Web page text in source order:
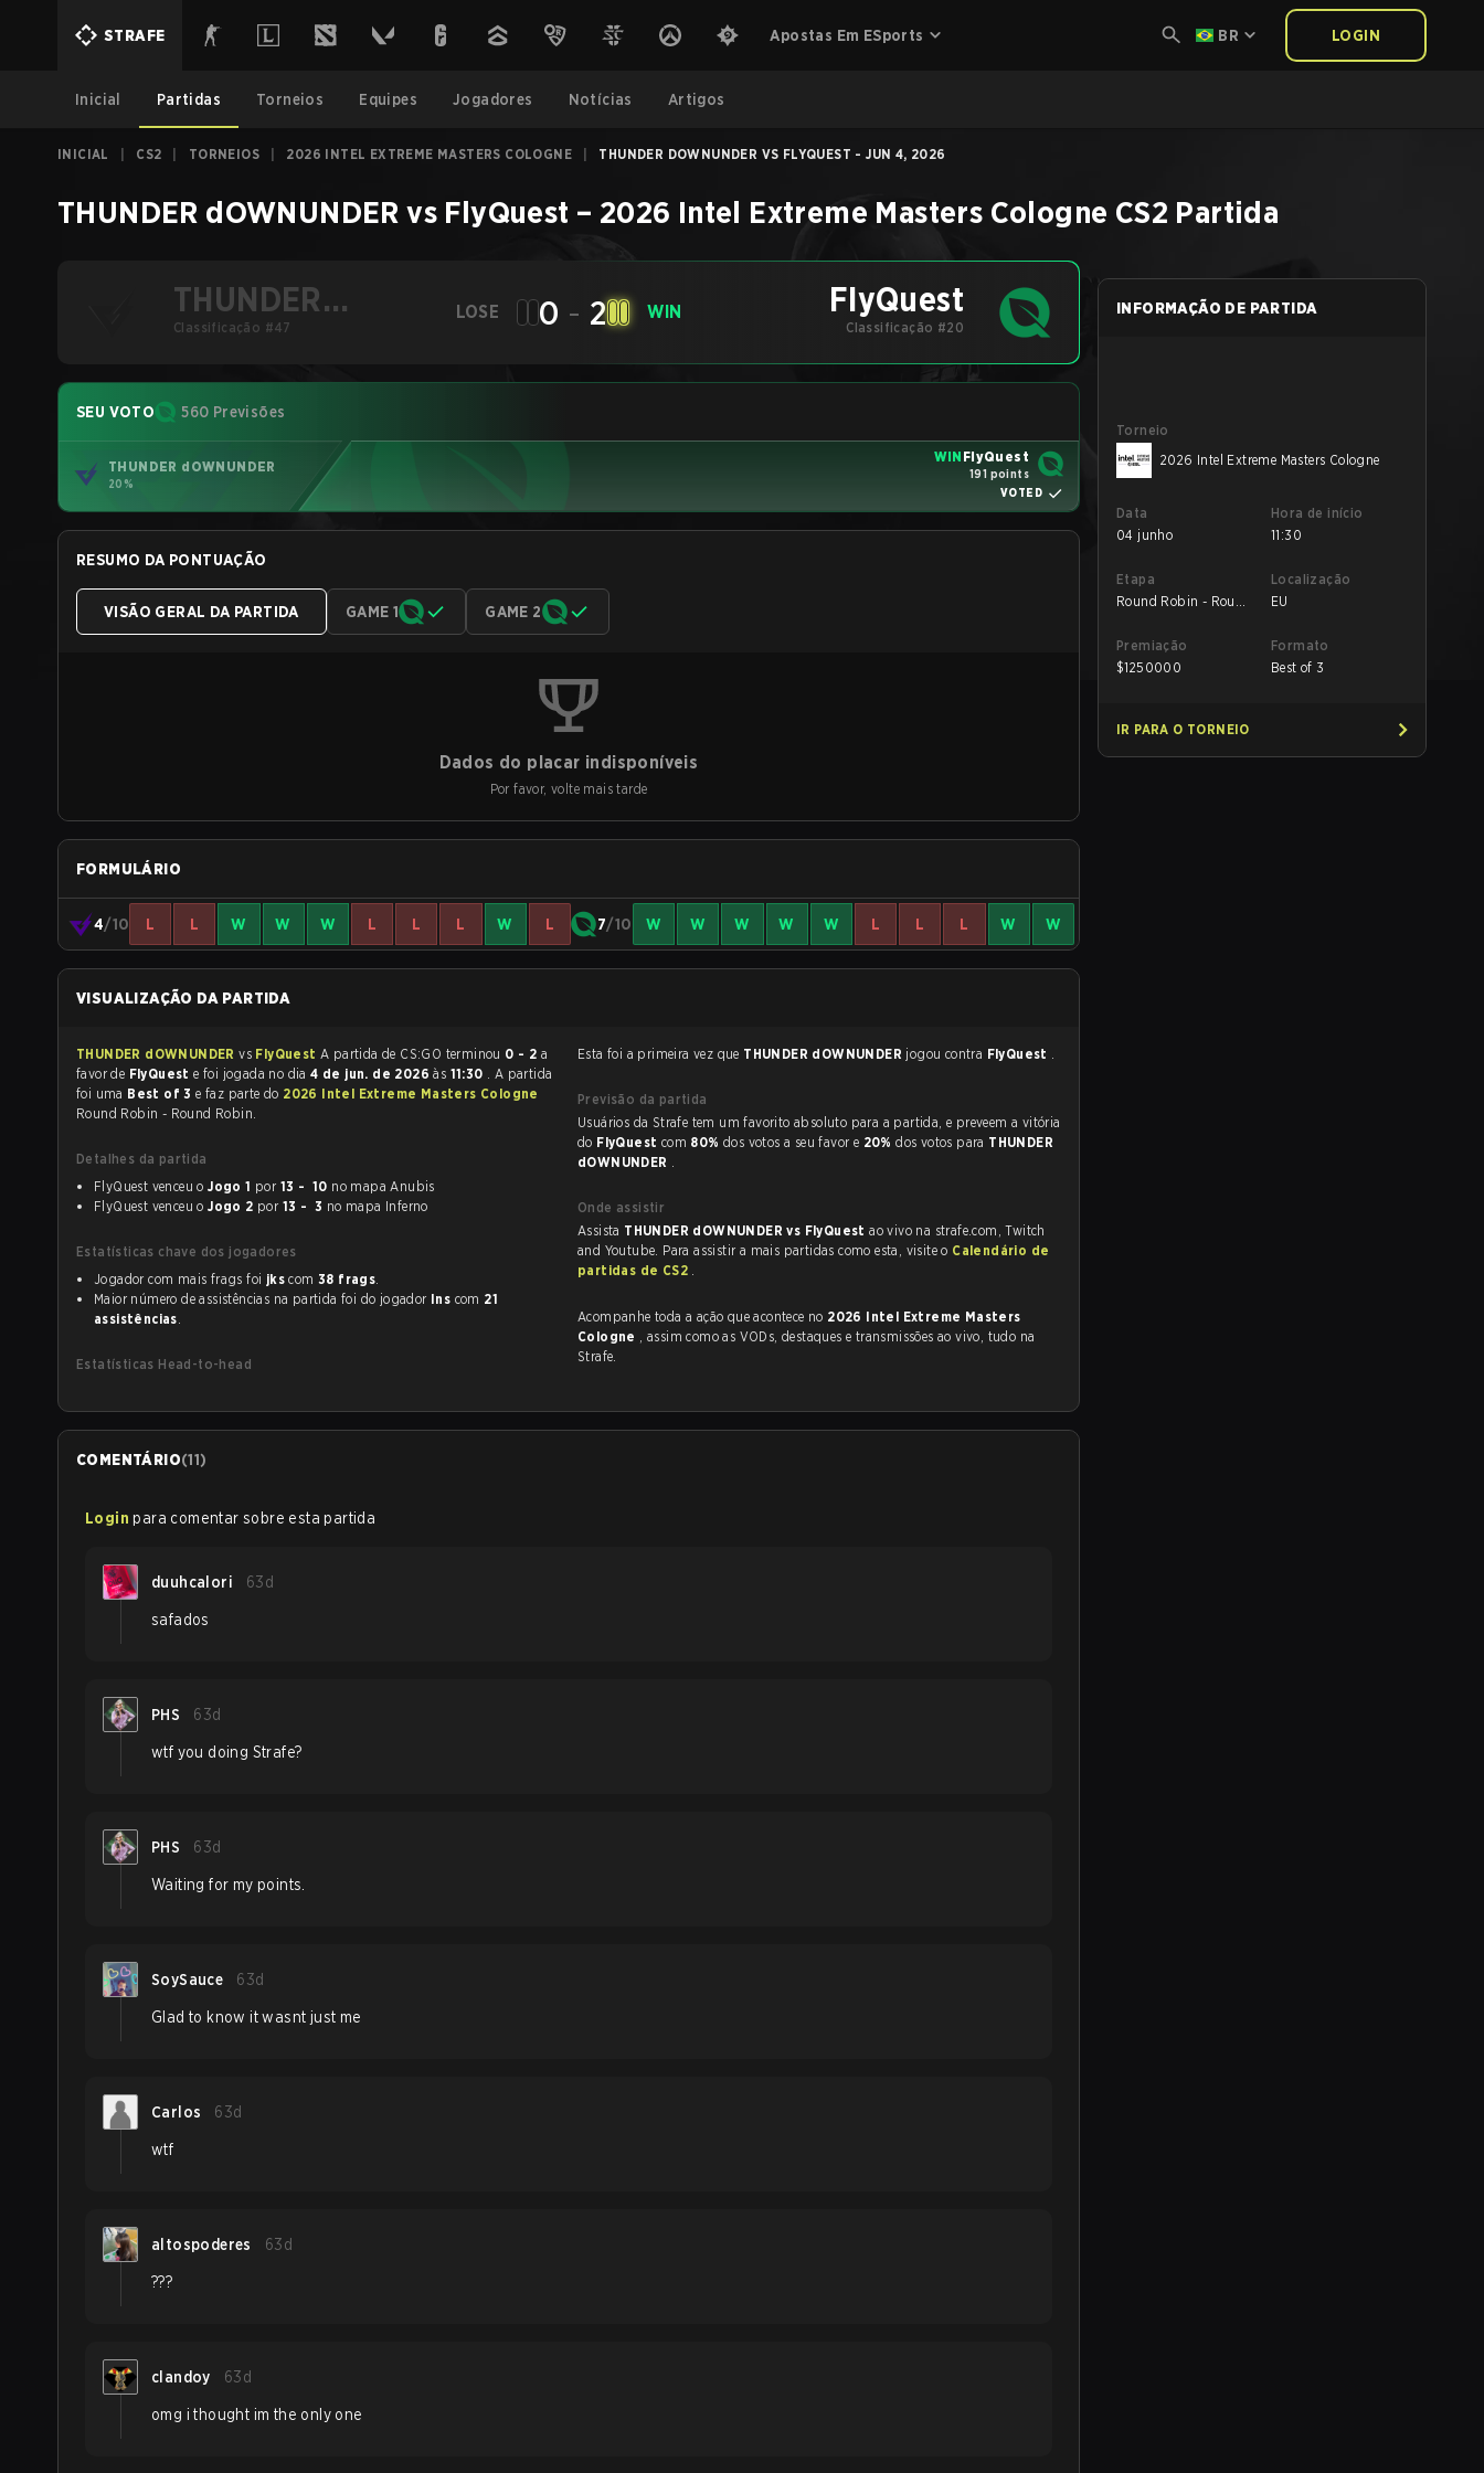
STRAFE Apostas Em ESports BR LOGIN
Inicial Partidas Torneios Equipes Jogadores Notícias Artigos
INICIAL CS2 TORNEIOS 2026 INTEL EXTREME MASTERS COLOGNE THUNDER DOWNUNDER VS FLYQUEST - JUN 4, 2026
THUNDER dOWNUNDER vs FlyQuest – 2026 Intel Extreme Masters Cologne CS2 Partida
THUNDER
dOWNUNDER
Classificação #47
LOSE 0 - 2 WIN FlyQuest
Classificação #20
SEU VOTO 560 Previsões
THUNDER dOWNUNDER
20%
WIN FlyQuest
191 points
VOTED
RESUMO DA PONTUAÇÃO
VISÃO GERAL DA PARTIDA GAME 1 GAME 2
Dados do placar indisponíveis
Por favor, volte mais tarde
FORMULÁRIO
4/10 L L W W W L L L W L 7/10 W W W W W L L L W W
VISUALIZAÇÃO DA PARTIDA
THUNDER dOWNUNDERvs FlyQuest A partida de CS:GO terminou 0 - 2
favor de FlyQuest e foi jogada no dia4 de jun. de 2026às 11:30 . A partida
foi uma Best of 3e faz parte do 2026 Intel Extreme Masters Cologne
Round Robin - Round Robin.
Detalhes da partida
FlyQuest venceu oJogo 1 por 13 - 10 no mapa Anubis
FlyQuest venceu oJogo 2 por 13 - 3 no mapa Inferno
Estatísticas chave dos jogadores
Jogador com mais frags foi jkscom 38 frags.
Maior número de assistências na partida foi do jogador Ins com 21
assistências.
Estatísticas Head-to-head
Esta foi a primeira vez que THUNDER dOWNUNDER jogou contra FlyQuest .
Previsão da partida
Usuários da Strafe tem um favorito absoluto para a partida, e preveem a vitória
do FlyQuest com 80% dos votos a seu favor e 20%dos votos para THUNDER
dOWNUNDER .
Onde assistir
Assista THUNDER dOWNUNDER vs FlyQuestao vivo na strafe.com, Twitch
and Youtube. Para assistir a mais partidas como esta, visite o Calendário de
partidas de CS2 .
Acompanhe toda a ação que acontece no 2026 Intel Extreme Masters
Cologne , assim como as VODs, destaques e transmissões ao vivo, tudo na
Strafe.
COMENTÁRIO(11)
Login para comentar sobre esta partida
duuhcalori 63d
safados
PHS 63d
wtf you doing Strafe?
PHS 63d
Waiting for my points.
SoySauce 63d
Glad to know it wasnt just me
Carlos 63d
wtf
altospoderes 63d
???
clandoy 63d
omg i thought im the only one
INFORMAÇÃO DE PARTIDA
Torneio
2026 Intel Extreme Masters Cologne
Data
04 junho
Hora de início
11:30
Etapa
Round Robin - Round
Localização
EU
Premiação
$1250000
Formato
Best of 3
IR PARA O TORNEIO